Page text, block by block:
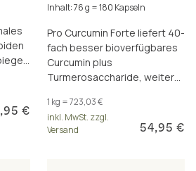
€
Inhalt: 76 g = 180 Kapseln
Pro Curcumin Forte liefert 40-
fach besser bioverfügbares
Curcumin plus
Turmerosaccharide, weitere
Immunsystem und
Zellschutz.
1 kg = 723,03 €
inkl. MwSt. zzgl.
Versand
54,95 €